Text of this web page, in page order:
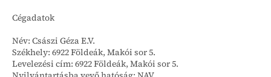
Cégadatok
Név: Császi Géza E.V.
Székhely: 6922 Földeák, Makói sor 5.
Levelezési cím: 6922 Földeák, Makói sor 5.